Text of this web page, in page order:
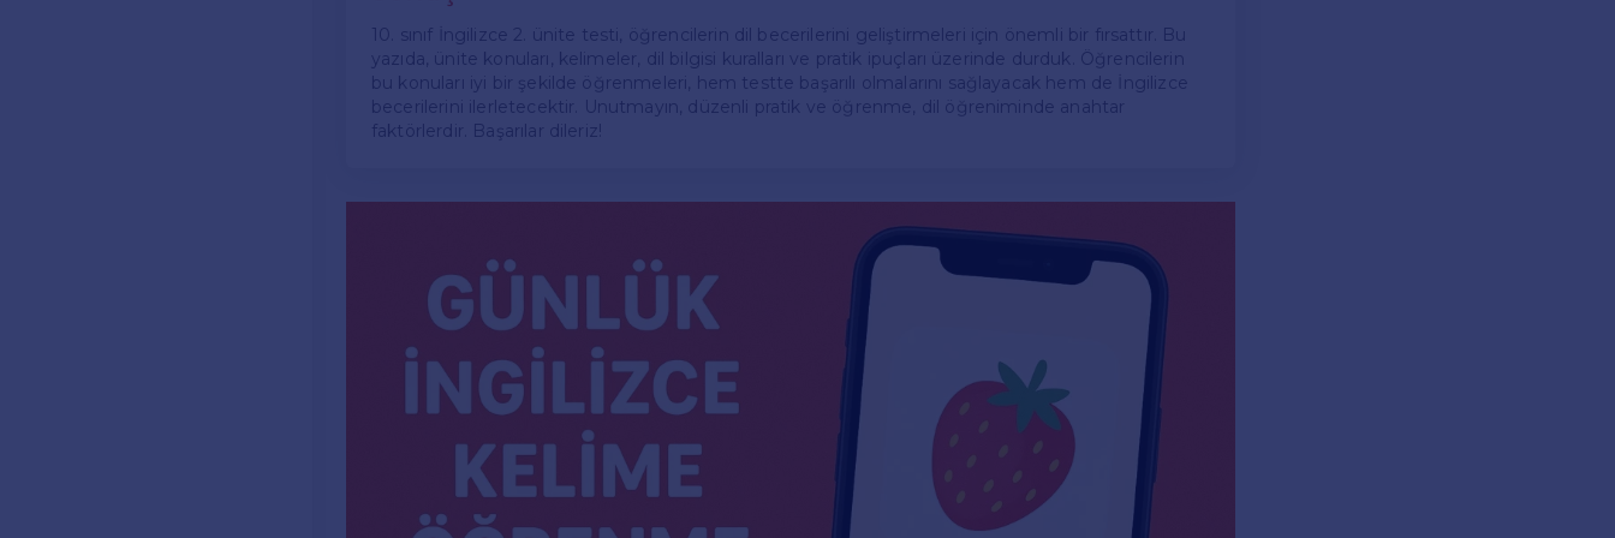
10. sınıf İngilizce 2. ünite testi, öğrencilerin dil becerilerini geliştirmeleri için önemli bir fırsattır. Bu
yazıda, ünite konuları, kelimeler, dil bilgisi kuralları ve pratik ipuçları üzerinde durduk. Öğrencilerin
bu konuları iyi bir şekilde öğrenmeleri, hem testte başarılı olmalarını sağlayacak hem de İngilizce
becerilerini ilerletecektir. Unutmayın, düzenli pratik ve öğrenme, dil öğreniminde anahtar
faktörlerdir. Başarılar dileriz!